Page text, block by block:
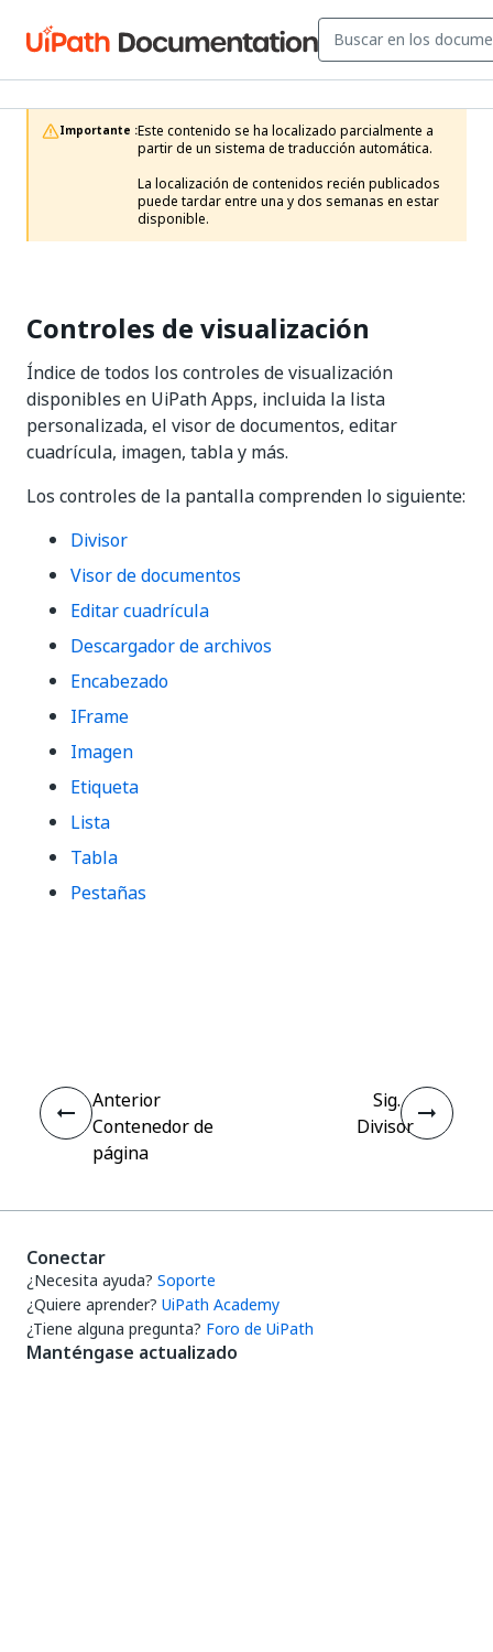
Importante :Este contenido se ha localizado parcialmente a
partir de un sistema de traducción automática.
La localización de contenidos recién publicados
puede tardar entre una y dos semanas en estar
disponible.
Controles de visualización
Índice de todos los controles de visualización
disponibles en UiPath Apps, incluida la lista
personalizada, el visor de documentos, editar
cuadrícula, imagen, tabla y más.
Los controles de la pantalla comprenden lo siguiente:
Divisor
Visor de documentos
Editar cuadrícula
Descargador de archivos
Encabezado
IFrame
Imagen
Etiqueta
Lista
Tabla
Pestañas
Anterior
Contenedor de
página
Sig.
Divisor
Conectar
¿Necesita ayuda? Soporte
¿Quiere aprender? UiPath Academy
¿Tiene alguna pregunta? Foro de UiPath
Manténgase actualizado